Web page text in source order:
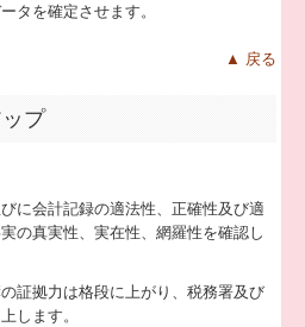
タを確定させます。
▲ 戻る
プ
に会計記録の適法性、正確性及び適
の真実性、実在性、網羅性を確認し
証拠力は格段に上がり、税務署及び
します。